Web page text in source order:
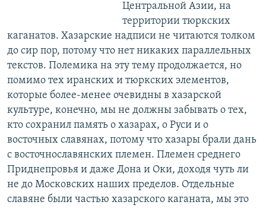
Центральной Азии, на
территории тюркских
каганатов. Хазарские надписи не читаются толком
до сир пор, потому что нет никаких параллельных
текстов. Полемика на эту тему продолжается, но
помимо тех иранских и тюркских элементов,
которые более-менее очевидны в хазарской
культуре, конечно, мы не должны забывать о тех,
кто сохранил память о хазарах, о Руси и о
восточных славянах, потому что хазары брали дань
с восточнославянских племен. Племен среднего
Приднепровья и даже Дона и Оки, доходя чуть ли
не до Московских наших пределов. Отдельные
славяне были частью хазарского каганата, мы это